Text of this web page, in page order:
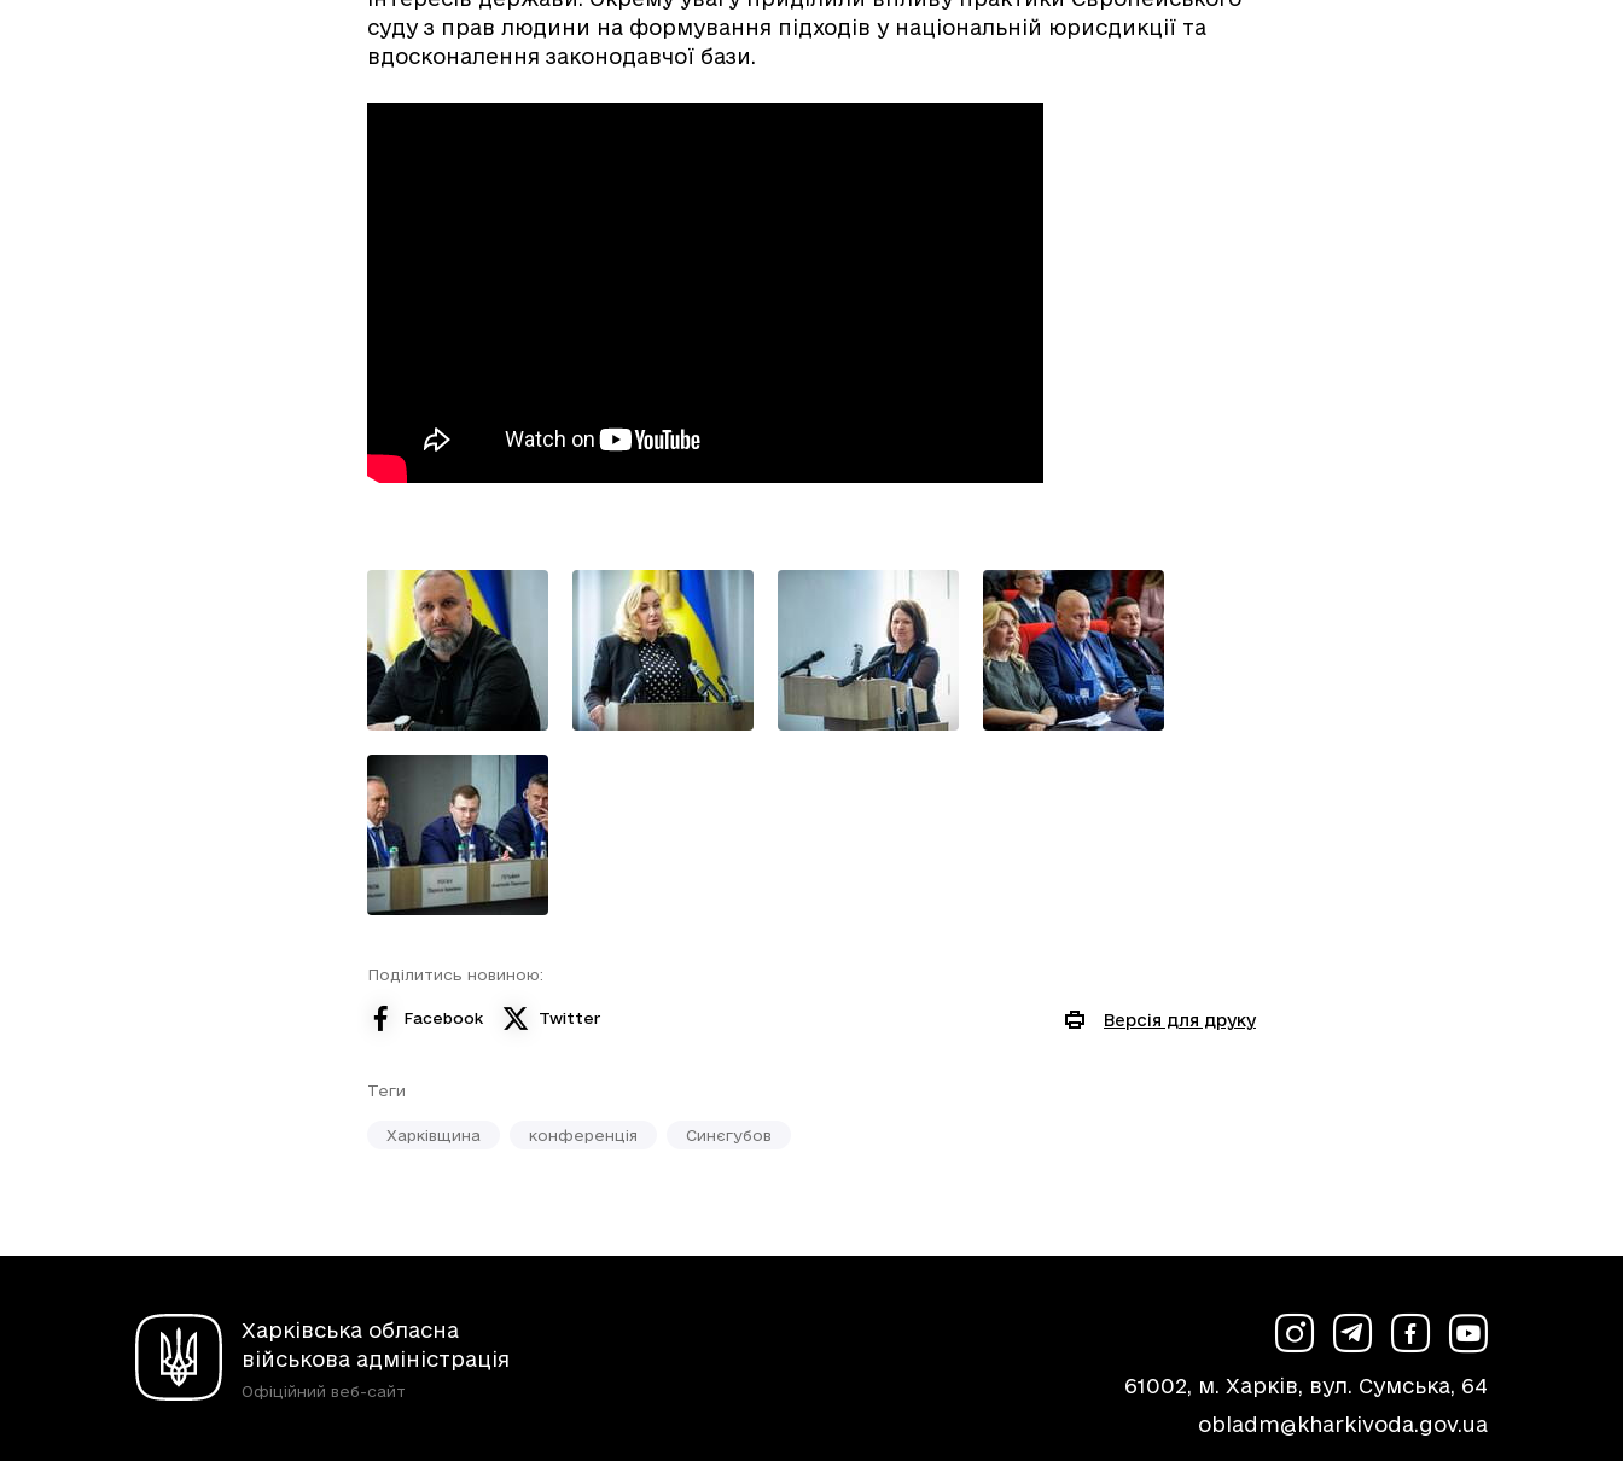
суду з прав людини на формування підходів у національній юрисдикції та
вдосконалення законодавчої бази.
Поділитись новиною:
Facebook Twitter Версія для друку
Теги
Харківщина конференція Синєгубов
Харківська обласна
військова адміністрація
Офіційний веб-сайт
61002, м. Харків, вул. Сумська, 64
obladm@kharkivoda.gov.ua